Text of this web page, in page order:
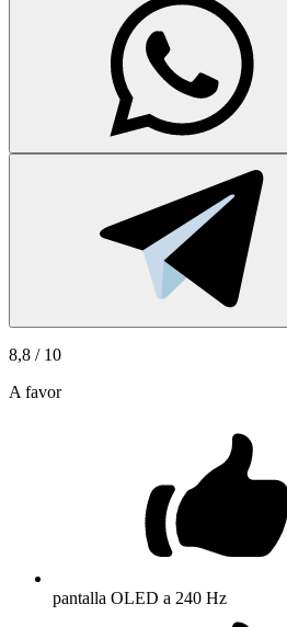
8,8 / 10
A favor
pantalla OLED a 240 Hz